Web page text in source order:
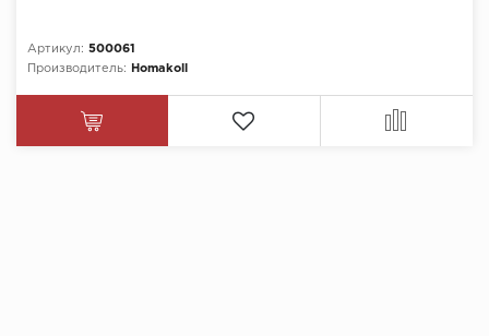
Артикул: 500061
Производитель:
Homakoll